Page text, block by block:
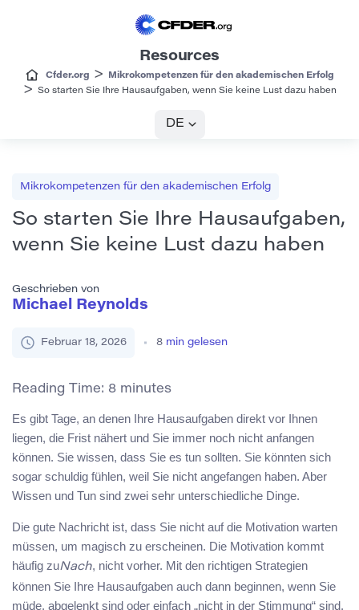
Resources
Cfder.org > Mikrokompetenzen für den akademischen Erfolg
> So starten Sie Ihre Hausaufgaben, wenn Sie keine Lust dazu haben
DE
Mikrokompetenzen für den akademischen Erfolg
So starten Sie Ihre Hausaufgaben,
wenn Sie keine Lust dazu haben
Geschrieben von
Michael Reynolds
Februar 18, 2026 8 min gelesen
Reading Time: 8 minutes
Es gibt Tage, an denen Ihre Hausaufgaben direkt vor Ihnen
liegen, die Frist nähert und Sie immer noch nicht anfangen
können. Sie wissen, dass Sie es tun sollten. Sie könnten sich
sogar schuldig fühlen, weil Sie nicht angefangen haben. Aber
Wissen und Tun sind zwei sehr unterschiedliche Dinge.
Die gute Nachricht ist, dass Sie nicht auf die Motivation warten
müssen, um magisch zu erscheinen. Die Motivation kommt
häufig zuNach, nicht vorher. Mit den richtigen Strategien
können Sie Ihre Hausaufgaben auch dann beginnen, wenn Sie
müde, abgelenkt sind oder einfach „nicht in der Stimmung“ sind.